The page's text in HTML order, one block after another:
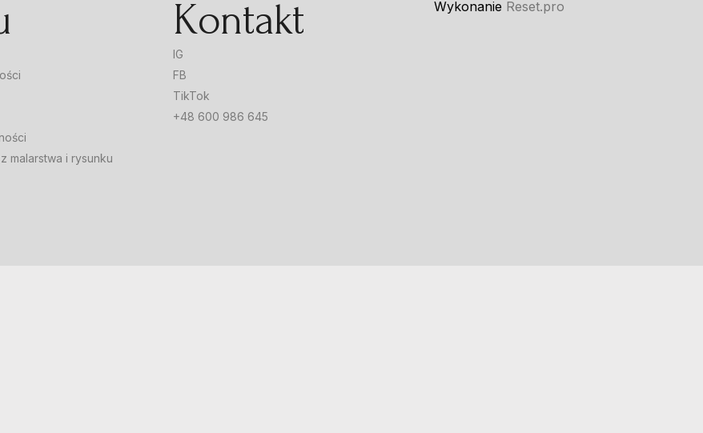
malarstwa i rysunku
Kontakt
IG
FB
TikTok
+48 600 986 645
Wykonanie Reset.pro